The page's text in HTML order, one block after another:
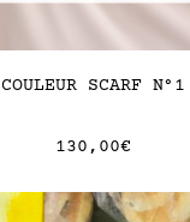
COULEUR SCARF N°1
130,00€